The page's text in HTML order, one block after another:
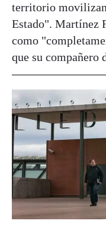
territorio
Estado". Martínez
como
que su compañero